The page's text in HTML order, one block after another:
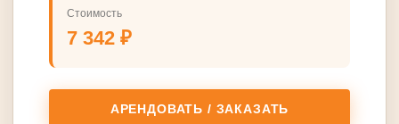
Стоимость
7 342 ₽
АРЕНДОВАТЬ / ЗАКАЗАТЬ